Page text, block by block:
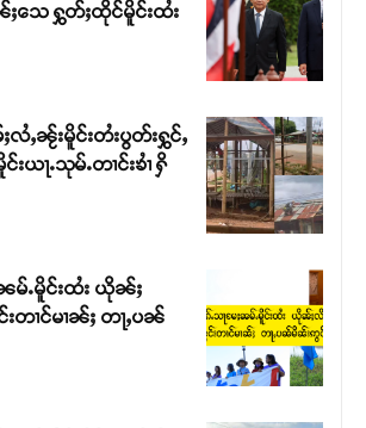
ၢင်ၸႂ်ၵူၼ်းမိူင်း ၵူႈတီႈၵူႈလႅၼ်ပေႃးတေၸွ
ႈၾႃႉၼၼ်ႉ ၶဝ်ႈႁူမ်ႈၵမ်ႉထႅမ် ၸုမ်းၶၢ
ၽူႈတွႆႇႁွၵ်ႈ လႆႈယူႇၶႃႈဢေႃႈ။
ႈသေ ႁွတ်ႈထိုင်မိူင်းထႆး
လႆႇၼႂ်းမိူင်းတႆးပွတ်းႁွင်ႇ
းယႃႉသုမ်ႉတၢင်းၶၢႆ ႁိ
မ်ႉမိူင်းထႆး ယိုၼ်ႈ
တၢင်မၢၼ်ႈ တႃႇပၼ်